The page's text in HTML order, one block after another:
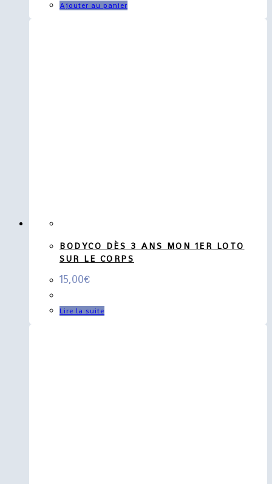
Ajouter au panier
BODYCO DÈS 3 ANS MON 1ER LOTO
SUR LE CORPS
15,00€
Lire la suite